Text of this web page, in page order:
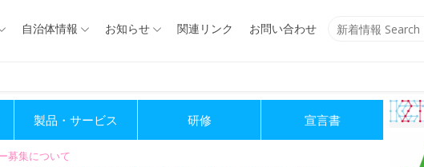
Search
自治体情報 お知らせ 関連リンク お問い合わせ
製品・サービス 研修 宣言書
募集について